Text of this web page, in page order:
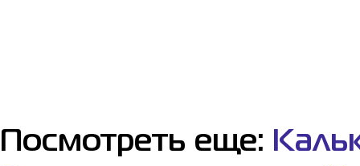
Посмотреть еще: